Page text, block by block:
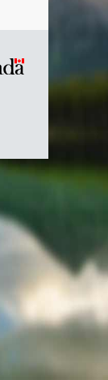
Symbole
du